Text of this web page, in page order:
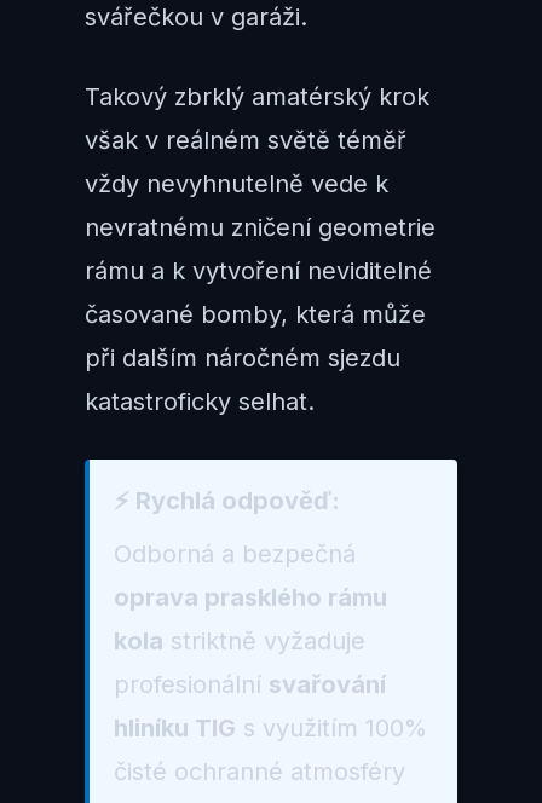
svářečkou v garáži.
Takový zbrklý amatérský krok
však v reálném světě téměř
vždy nevyhnutelně vede k
nevratnému zničení geometrie
rámu a k vytvoření neviditelné
časované bomby, která může
při dalším náročném sjezdu
katastroficky selhat.
⚡ Rychlá odpověď:
Odborná a bezpečná
oprava prasklého rámu
kola striktně vyžaduje
profesionální svařování
hliníku TIG s využitím 100%
čisté ochranné atmosféry